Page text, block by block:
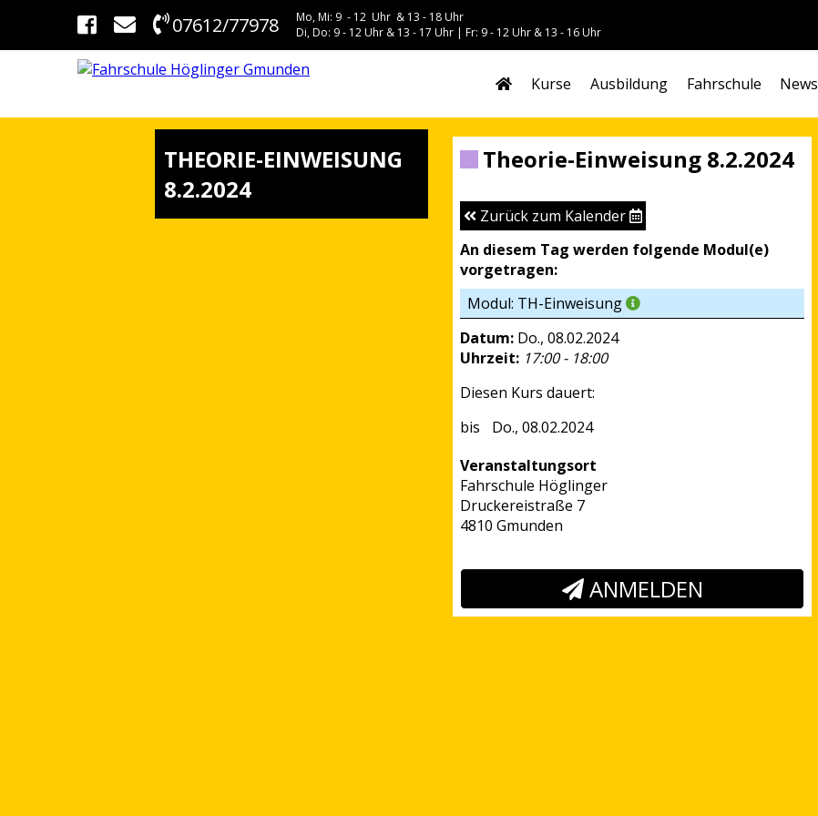
07612/77978
Mo, Mi: 9 - 12 Uhr & 13 - 18 Uhr
Di, Do: 9 - 12 Uhr & 13 - 17 Uhr | Fr: 9 - 12 Uhr & 13 - 16 Uhr
Kurse Ausbildung Fahrschule News
THEORIE-EINWEISUNG
8.2.2024
Theorie-Einweisung 8.2.2024
Zurück zum Kalender
An diesem Tag werden folgende Modul(e)
vorgetragen:
Modul: TH-Einweisung
Datum: Do., 08.02.2024
Uhrzeit: 17:00 - 18:00
Diesen Kurs dauert:
Do., 08.02.2024
Veranstaltungsort
Fahrschule Höglinger
Druckereistraße 7
4810 Gmunden
ANMELDEN